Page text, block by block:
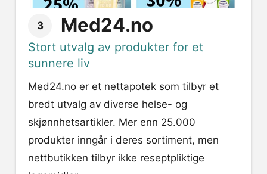
3 Med24.no
Stort utvalg av produkter for et
sunnere liv
Med24.no er et nettapotek som tilbyr et
bredt utvalg av diverse helse- og
skjønnhetsartikler. Mer enn 25.000
produkter inngår i deres sortiment, men
nettbutikken tilbyr ikke reseptpliktige